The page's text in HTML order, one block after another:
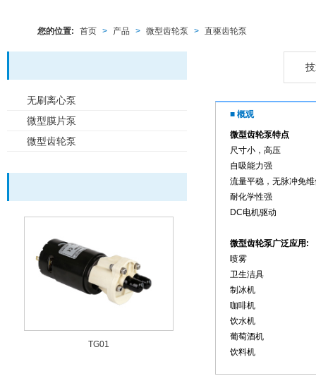
您的位置: 首页 > 产品 > 微型齿轮泵 > 直驱齿轮泵
无刷离心泵
微型膜片泵
微型齿轮泵
TG01
■ 概观
微型齿轮泵特点
尺寸小，高压
自吸能力强
流量平稳，无脉冲免
耐化学性强
DC电机驱动
微型齿轮泵广泛应用:
喷雾
卫生洁具
制冰机
咖啡机
饮水机
葡萄酒机
饮料机